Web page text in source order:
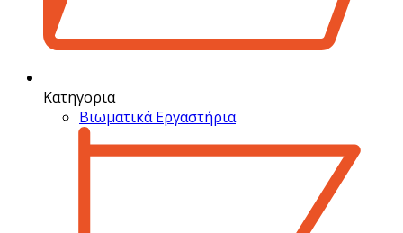
Κατηγορια
Βιωματικά Εργαστήρια